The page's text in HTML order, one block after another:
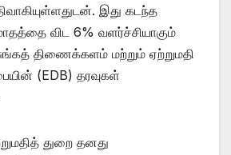
இது கடந்த
விட 6% வளர்ச்சியாகும்
திணைக்களம் மற்றும் ஏற்றுமதி
(EDB) தரவுகள்
துறை தனது